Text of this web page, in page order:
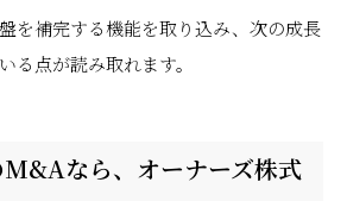
を補完する機能を取り込み、次の成長
る点が読み取れます。
なら、オーナーズ株式